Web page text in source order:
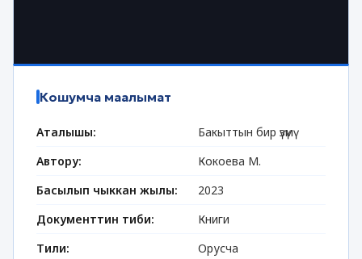
Кошумча маалымат
Аталышы:
Бакыттын бир үзүмү
Автору:
Кокоева М.
Басылып чыккан жылы:
2023
Документтин тиби:
Книги
Тили:
Орусча